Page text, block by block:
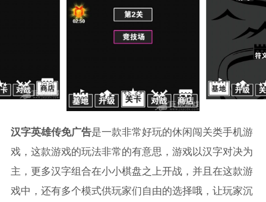
汉字英雄传免广告是一款非常好玩的休闲闯关类手机游
戏，这款游戏的玩法非常的有意思，游戏以汉字对决为
主，更多汉字组合在小小棋盘之上开战，并且在这款游
戏中，还有多个模式供玩家们自由的选择哦，让玩家沉